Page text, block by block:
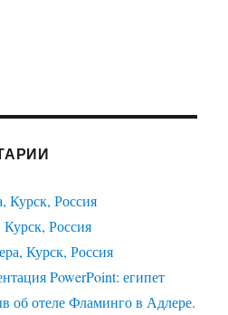
Курск, Россия
Курск, Россия
Курск, Россия
PowerPoint: египет
об отеле Фламинго в Адлере.